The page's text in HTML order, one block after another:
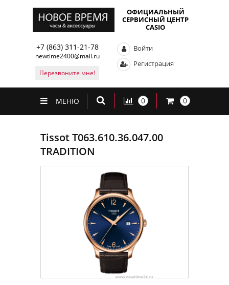
ОФИЦИАЛЬНЫЙ
СЕРВИСНЫЙ ЦЕНТР
CASIO
+7 (863) 311-21-78
newtime2400@mail.ru
Перезвоните мне!
Войти
Регистрация
МЕНЮ 0 0
Tissot T063.610.36.047.00
TRADITION